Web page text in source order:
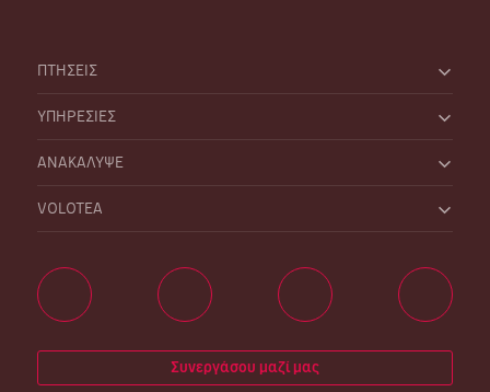
ΠΤΗΣΕΙΣ
ΥΠΗΡΕΣΙΕΣ
ΑΝΑΚΑΛΥΨΕ
VOLOTEA
Συνεργάσου μαζί μας